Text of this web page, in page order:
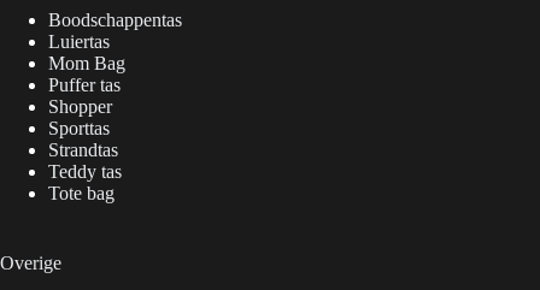
Boodschappentas
Luiertas
Mom Bag
Puffer tas
Shopper
Sporttas
Strandtas
Teddy tas
Tote bag
Overige